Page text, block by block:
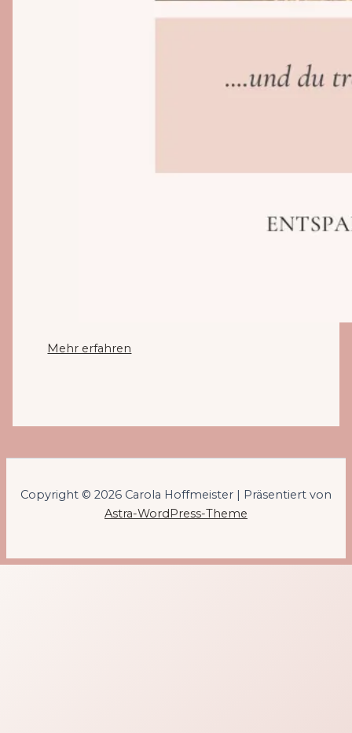
Mehr erfahren
Copyright © 2026 Carola Hoffmeister | Präsentiert von
Astra-WordPress-Theme